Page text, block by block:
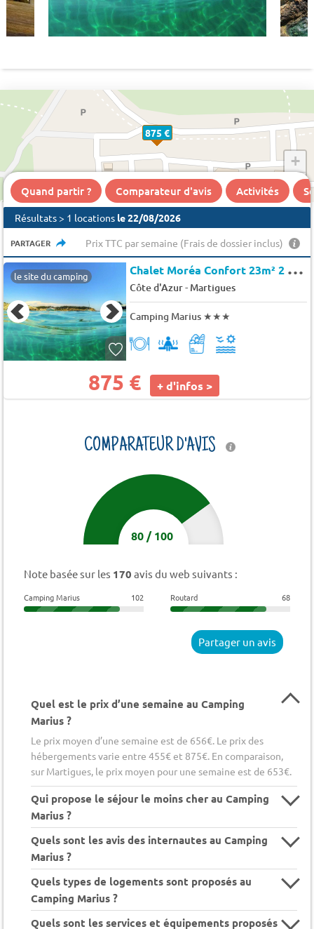
875 €
+
−
Quand partir ? Comparateur d'avis Activités
Résultats > 1 locations le 22/08/2026
PARTAGER Prix TTC par semaine (Frais de dossier inclus)
le site du camping C
halet Moréa Confort 23m² 2 chambres 6 pers.
Côte d'Azur- Martigues
Camping Marius ★★★
875 € + d'infos >
COMPARATEUR D'AVIS
80/100
Note basée sur les 170 avis du web suivants :
Camping Marius 102 Routard 68
Partager un avis
Quel est le prix d’une semaine au Camping
Marius ?
Le prix moyen d’une semaine est de 656€. Le prix des
hébergements varie entre 455€ et 875€. En comparaison,
sur Martigues, le prix moyen pour une semaine est de 653€.
Qui propose le séjour le moins cher au Camping
Marius ?
Quels sont les avis des internautes au Camping
Marius ?
Quels types de logements sont proposés au
Camping Marius ?
Quels sont les services et équipements proposés